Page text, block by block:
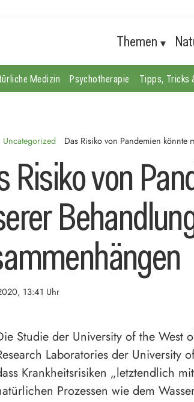
Themen
Medizin Psychotherapie Tipps, Tricks
Uncategorized Das Risiko von Pandemien könnte
Risiko von
13:41 Uhr
Studie der University of the West
Laboratories der University
Krankheitsrisiken „letztendlich
Prozessen wie dem